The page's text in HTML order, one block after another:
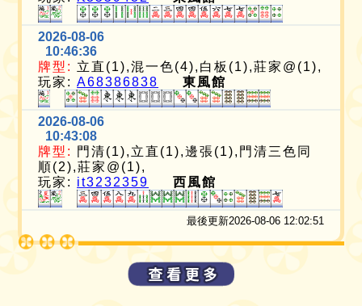
2026-08-06
10:46:36
牌型: 立直(1),混一色(4),白板(1),莊家@(1),
玩家:A68386838 東風館
2026-08-06
10:43:08
牌型:
門清(1),立直(1),邊張(1),門清三色同
順(2),莊家@(1),
玩家: it3232359 西風館
最後更新2026-08-06 12:02:51